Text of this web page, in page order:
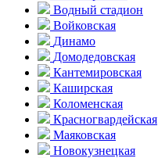
Водный стадион
Войковская
Динамо
Домоде­довская
Кантеми­ровская
Каширская
Коломенская
Красногвар­дейская
Маяковская
Новокузнецкая